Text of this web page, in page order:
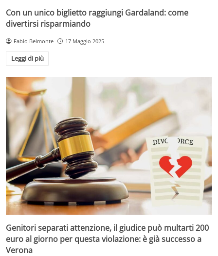
Con un unico biglietto raggiungi Gardaland: come
divertirsi risparmiando
Fabio Belmonte 17 Maggio 2025
Leggi di più
Genitori separati attenzione, il giudice può multarti 200
euro al giorno per questa violazione: è già successo a
Verona